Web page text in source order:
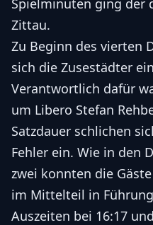
Spielminuten ging der
Zittau.
Zu Beginn des vierten
sich die Zusestädter
Verantwortlich dafür
um Libero Stefan
Satzdauer schlichen
Fehler ein. Wie in den
zwei konnten die
im Mittelteil in
Auszeiten bei 16:17